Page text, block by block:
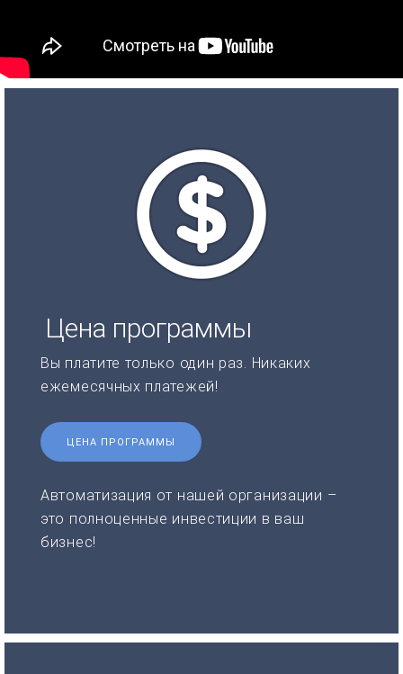
Цена программы
Вы платите только один раз. Никаких
ежемесячных платежей!
ЦЕНА ПРОГРАММЫ
Автоматизация от нашей организации –
это полноценные инвестиции в ваш
бизнес!